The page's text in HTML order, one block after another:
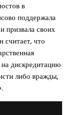
в
поддержала
призвала своих
считает, что
дискредитацию
либо вражды,